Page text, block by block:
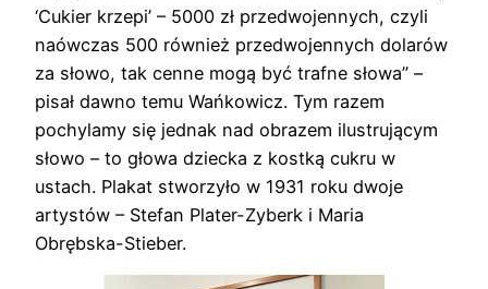
‘Cukier krzepi’ – 5000 zł przedwojennych, czyli
naówczas 500 również przedwojennych dolarów
za słowo, tak cenne mogą być trafne słowa” –
pisał dawno temu Wańkowicz. Tym razem
pochylamy się jednak nad obrazem ilustrującym
słowo – to głowa dziecka z kostką cukru w
ustach. Plakat stworzyło w 1931 roku dwoje
artystów – Stefan Plater-Zyberk i Maria
Obrębska-Stieber.